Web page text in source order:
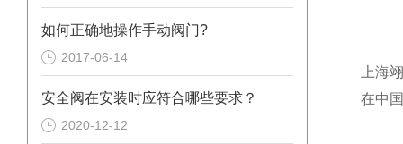
如何正确地操作手动阀门?
2017-06-14
安全阀在安装时应符合哪些要求？
2020-12-12
上海
在中